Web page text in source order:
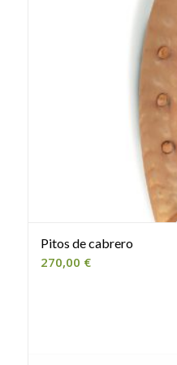
Pitos de cabrero
270,00 €